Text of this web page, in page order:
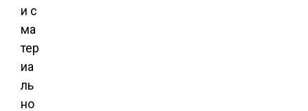
и с
ма
тер
иа
ль
но